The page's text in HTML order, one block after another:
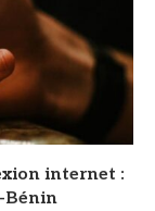
internet :
Bénin